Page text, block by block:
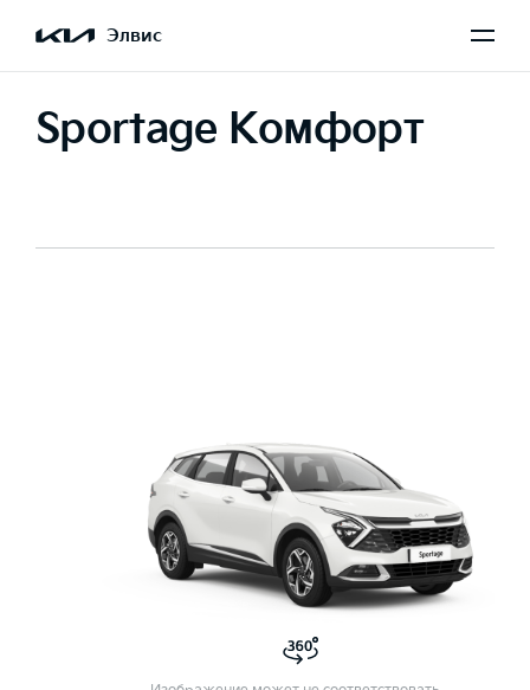
Элвис
Sportage Комфорт